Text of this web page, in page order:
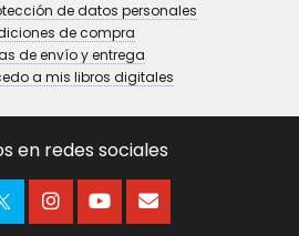
de datos personales
de compra
de envío y entrega
a mis libros digitales
en redes sociales